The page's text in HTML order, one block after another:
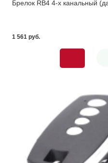
Брелок RB4 4-х канальный
1 561 pуб.